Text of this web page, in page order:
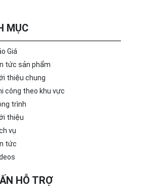
MỤC
Giá
tức sản phẩm
thiệu chung
công theo khu vực
trình
thiệu
vụ
tức
HỖ TRỢ